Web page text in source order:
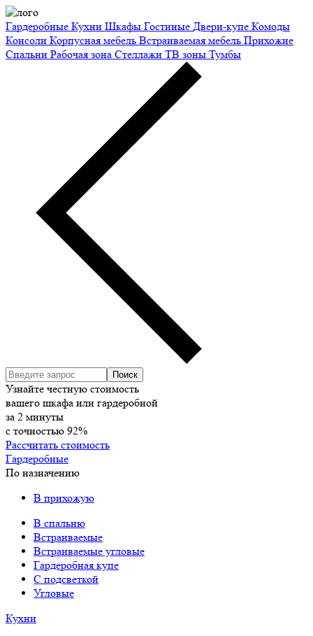
Гардеробные Кухни Шкафы Гостиные Двери-купе Комоды
Консоли Корпусная мебель Встраиваемая мебель Прихожие
Спальни Рабочая зона Стеллажи ТВ зоны Тумбы
Узнайте честную стоимость
вашего шкафа или гардеробной
за 2 минуты
с точностью 92%
Рассчитать стоимость
Гардеробные
По назначению
В прихожую
В спальню
Встраиваемые
Встраиваемые угловые
Гардеробная купе
С подсветкой
Угловые
Кухни